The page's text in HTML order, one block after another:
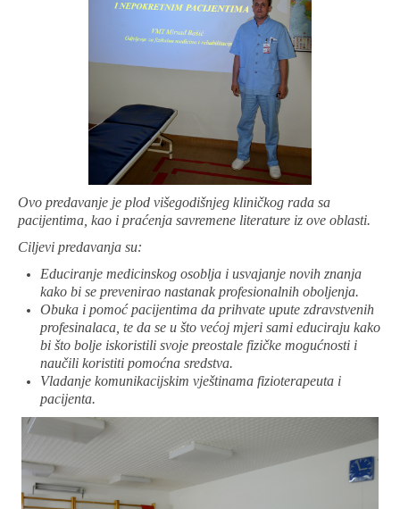
Ovo predavanje je plod višegodišnjeg kliničkog rada sa
pacijentima, kao i praćenja savremene literature iz ove oblasti.
Ciljevi predavanja su:
Educiranje medicinskog osoblja i usvajanje novih znanja
kako bi se prevenirao nastanak profesionalnih oboljenja.
Obuka i pomoć pacijentima da prihvate upute zdravstvenih
profesinalaca, te da se u što većoj mjeri sami educiraju kako
bi što bolje iskoristili svoje preostale fizičke mogućnosti i
naučili koristiti pomoćna sredstva.
Vladanje komunikacijskim vještinama fizioterapeuta i
pacijenta.